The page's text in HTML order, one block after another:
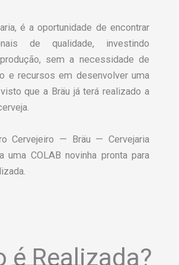
é a oportunidade de encontrar
de qualidade, investindo
sem a necessidade de
e recursos em desenvolver uma
que a Bräu já terá realizado a
.
Cervejeiro — Bräu — Cervejaria
uma COLAB novinha pronta para
é Realizada?